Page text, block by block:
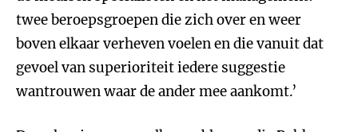
twee beroepsgroepen die zich over en weer
boven elkaar verheven voelen en die vanuit dat
gevoel van superioriteit iedere suggestie
wantrouwen waar de ander mee aankomt.’